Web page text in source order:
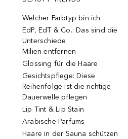
Welcher Farbtyp bin ich
EdP, EdT & Co.: Das sind die
Unterschiede
Milien entfernen
Glossing für die Haare
Gesichtspflege: Diese
Reihenfolge ist die richtige
Dauerwelle pflegen
Lip Tint & Lip Stain
Arabische Parfums
Haare in der Sauna schützen